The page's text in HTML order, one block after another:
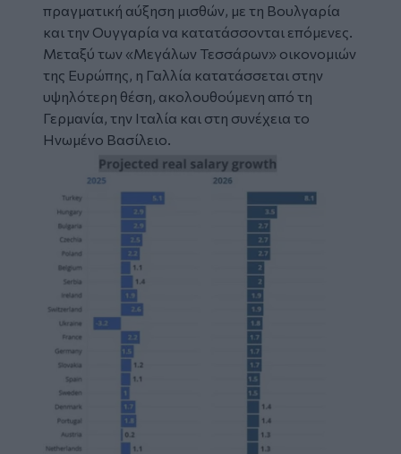
πραγματική αύξηση μισθών, με τη Βουλγαρία
και την Ουγγαρία να κατατάσσονται επόμενες.
Μεταξύ των «Μεγάλων Τεσσάρων» οικονομιών
της Ευρώπης, η Γαλλία κατατάσσεται στην
υψηλότερη θέση, ακολουθούμενη από τη
Γερμανία, την Ιταλία και στη συνέχεια το
Ηνωμένο Βασίλειο.